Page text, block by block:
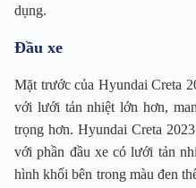
dụng.
Đầu xe
Mặt trước của Hyundai Creta
với lưới tản nhiệt lớn hơn,
trọng hơn. Hyundai Creta
với phần đầu xe có lưới tản
hình khối bên trong màu đen